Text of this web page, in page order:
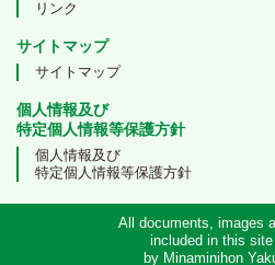
リンク
サイトマップ
サイトマップ
個人情報及び
特定個人情報等保護方針
個人情報及び
特定個人情報等保護方針
All documents, images
included in this site
by Minaminihon